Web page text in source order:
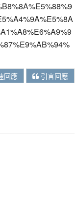
回應 引言回應